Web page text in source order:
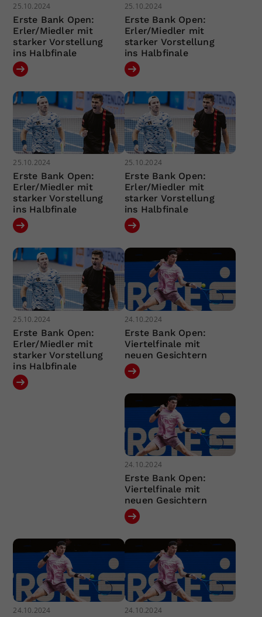
25.10.2024
Erste Bank Open:
Erler/Miedler mit
starker Vorstellung
ins Halbfinale
25.10.2024
Erste Bank Open:
Erler/Miedler mit
starker Vorstellung
ins Halbfinale
25.10.2024
Erste Bank Open:
Erler/Miedler mit
starker Vorstellung
ins Halbfinale
25.10.2024
Erste Bank Open:
Erler/Miedler mit
starker Vorstellung
ins Halbfinale
25.10.2024
Erste Bank Open:
Erler/Miedler mit
starker Vorstellung
ins Halbfinale
24.10.2024
Erste Bank Open:
Viertelfinale mit
neuen Gesichtern
24.10.2024
Erste Bank Open:
Viertelfinale mit
neuen Gesichtern
24.10.2024 24.10.2024